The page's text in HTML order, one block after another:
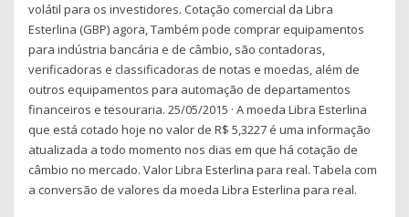
volátil para os investidores. Cotação comercial da Libra
Esterlina (GBP) agora, Também pode comprar equipamentos
para indústria bancária e de câmbio, são contadoras,
verificadoras e classificadoras de notas e moedas, além de
outros equipamentos para automação de departamentos
financeiros e tesouraria. 25/05/2015 · A moeda Libra Esterlina
que está cotado hoje no valor de R$ 5,3227 é uma informação
atualizada a todo momento nos dias em que há cotação de
câmbio no mercado. Valor Libra Esterlina para real. Tabela com
a conversão de valores da moeda Libra Esterlina para real.